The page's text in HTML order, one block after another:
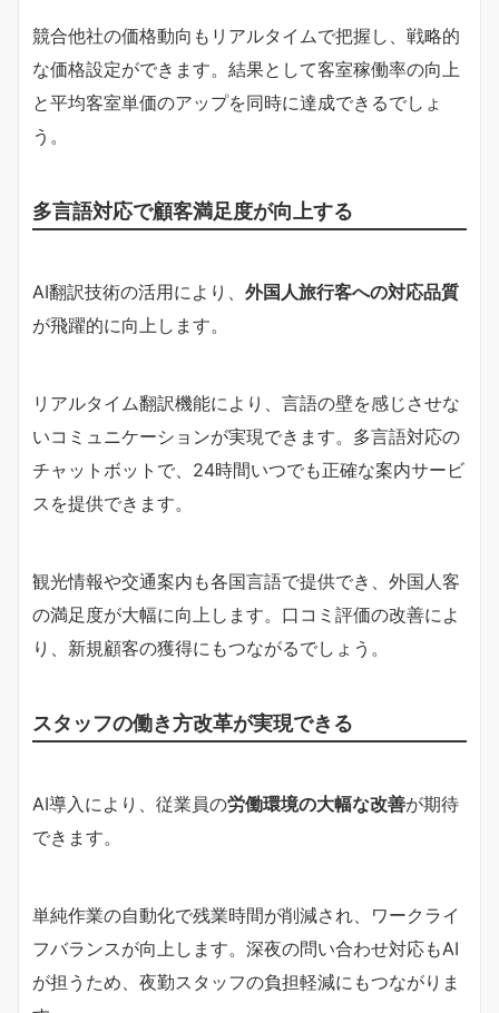
競合他社の価格動向もリアルタイムで把握し、戦略的
な価格設定ができます。結果として客室稼働率の向上
と平均客室単価のアップを同時に達成できるでしょ
う。
多言語対応で顧客満足度が向上する
AI翻訳技術の活用により、 外国人旅行客への対応品質
が飛躍的に向上します。
リアルタイム翻訳機能により、言語の壁を感じさせな
いコミュニケーションが実現できます。多言語対応の
チャットボットで、24時間いつでも正確な案内サービ
スを提供できます。
観光情報や交通案内も各国言語で提供でき、外国人客
の満足度が大幅に向上します。口コミ評価の改善によ
り、新規顧客の獲得にもつながるでしょう。
スタッフの働き方改革が実現できる
AI導入により、従業員の労働環境の大幅な改善が期待
できます。
単純作業の自動化で残業時間が削減され、ワークライ
フバランスが向上します。深夜の問い合わせ対応もAI
が担うため、夜勤スタッフの負担軽減にもつながりま